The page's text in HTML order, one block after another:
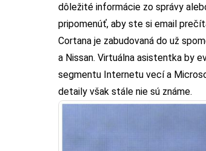
dôležité informácie zo správy
pripomenúť, aby ste si email
Cortana je zabudovaná do už
a Nissan. Virtuálna asistentka by
segmentu Internetu vecí a
detaily však stále nie sú známe.